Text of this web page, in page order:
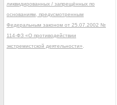
ликвидированных / запрещённых по
основаниям, предусмотренным
Федеральным законом от 25.07.2002 №
114-ФЗ «О противодействии
экстремистской деятельности»